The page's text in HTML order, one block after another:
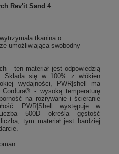
Rev'it Sand 4
tkanina o
umożliwiająca swobodny
- ten materiał jest odpowiedzią
Składa się w 100% z włókien
wydajności, PWR|shell ma
Cordura® - wysoką temperaturę
na rozrywanie i ścieranie
PWR|Shell występuje w
500D określa gęstość
tym materiał jest bardziej